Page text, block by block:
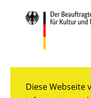
Diese Webseite